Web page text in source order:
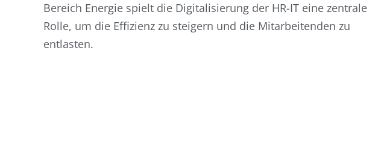
Bereich Energie spielt die Digitalisierung der HR-IT eine zentrale
Rolle, um die Effizienz zu steigern und die Mitarbeitenden zu
entlasten.